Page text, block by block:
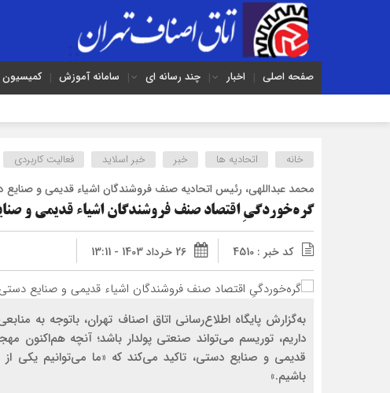
صفحه اصلی اخبار چند رسانه ای سامانه آموزش کمیسیون
خانه اتحادیه ها خبر خبر اسلايد فعالیت کاربردی
محمد عبداللهی، رئیس اتحادیه صنف فروشندگان اشیاء قدیمی و
گره‌خوردگیِ اقتصاد صنف فروشندگان اشیاء قدیمی و
کد خبر : 4510 26 خرداد 1403 - 13:11
به‌گزارش پایگاه اطلاع‌رسانی اتاق اصناف تهران، باتوجه به
داریم، توریسم می‌تواند صنعتی پولدار باشد؛ آنچه هم‌اکنون
قدیمی و صنایع دستی، تاکید می‌کند که «ما می‌توانیم یکی
باشیم.»